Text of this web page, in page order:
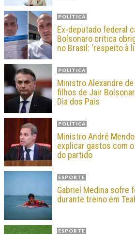
POLÍTICA
Ex-deputado federal
Bolsonaro critica
no Brasil: ‘respeito à
POLÍTICA
Ministro Alexandre
filhos de Jair
Dia dos Pais
POLÍTICA
Ministro André
explicar gastos com
do partido
ESPORTE
Gabriel Medina sofre
durante treino em
ESPORTE